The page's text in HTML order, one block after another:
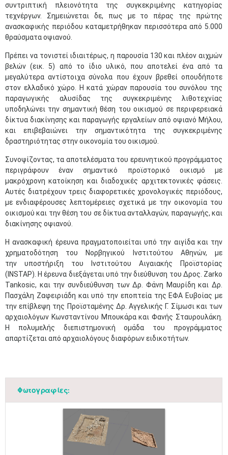
συντριπτική πλειονότητα της συγκεκριμένης κατηγορίας
τεχνέργων. Σημειώνεται δε, πως με το πέρας της πρώτης
ανασκαφικής περιόδου καταμετρήθηκαν περισσότερα από 5.000
θραύσματα οψιανού.
Πρέπει να τονιστεί ιδιαιτέρως, η παρουσία 130 και πλέον αιχμών
βελών (εικ. 5) από το ίδιο υλικό, που αποτελεί ένα από τα
μεγαλύτερα αντίστοιχα σύνολα που έχουν βρεθεί οπουδήποτε
στον ελλαδικό χώρο. Η κατά χώραν παρουσία του συνόλου της
παραγωγικής αλυσίδας της συγκεκριμένης λιθοτεχνίας
υποδηλώνει την σημαντική θέση του οικισμού σε περιφερειακά
δίκτυα διακίνησης και παραγωγής εργαλείων από οψιανό Μήλου,
και επιβεβαιώνει την σημαντικότητα της συγκεκριμένης
δραστηριότητας στην οικονομία του οικισμού.
Συνοψίζοντας, τα αποτελέσματα του ερευνητικού προγράμματος
περιγράφουν έναν σημαντικό προϊστορικό οικισμό με
μακρόχρονη κατοίκηση και διαδοχικές αρχιτεκτονικές φάσεις.
Αυτές διατρέχουν τρεις διαφορετικές χρονολογικές περιόδους,
με ενδιαφέρουσες λεπτομέρειες σχετικά με την οικονομία του
οικισμού και την θέση του σε δίκτυα ανταλλαγών, παραγωγής, και
διακίνησης οψιανού.
Η ανασκαφική έρευνα πραγματοποιείται υπό την αιγίδα και την
χρηματοδότηση του Νορβηγικού Ινστιτούτου Αθηνών, με
την υποστήριξη του Ινστιτούτου Αιγαιακής Προϊστορίας
(INSTAP). Η έρευνα διεξάγεται υπό την διεύθυνση του Δρος. Zarko
Tankosic, και την συνδιεύθυνση των Δρ. Φάνη Μαυρίδη και Δρ.
Πασχάλη Ζαφειριάδη και υπό την εποπτεία της ΕΦΑ Ευβοίας με
την επίβλεψη της Προϊσταμένης Δρ. Αγγελικής Γ. Σίμωσι και των
αρχαιολόγων Κωνσταντίνου Μπουκάρα και Φανής Σταυρουλάκη.
Η πολυμελής διεπιστημονική ομάδα του προγράμματος
απαρτίζεται από αρχαιολόγους διαφόρων ειδικοτήτων.
Φωτογραφίες: